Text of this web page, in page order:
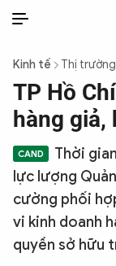
THỜI SỰ
CHỐNG DIỄN BIẾN
CÔNG AN TRONG
Kinh tế Thị trường
TP Hồ
hàng giả,
Thời
lực lượng
cường phối
vi kinh doanh
quyền sở hữu